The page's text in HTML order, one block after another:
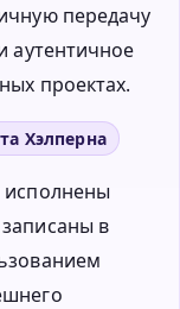
передачу
аутентичное
проектах.
Хэлперна
в